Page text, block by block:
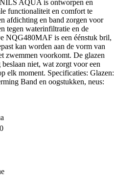
AQUA is ontworpen en
functionaliteit en comfort te
afdichting en band zorgen voor
tegen waterinfiltratie en de
NQG480MAF is een éénstuk bril,
kan worden aan de vorm van
zwemmen voorkomt. De glazen
niet, wat zorgt voor een
elk moment. Specificaties: Glazen:
Band en oogstukken, neus: